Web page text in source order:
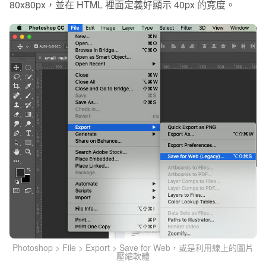
80x80px，並在 HTML 裡面定義好顯示 40px 的寬度。
Photoshop > File > Export > Save for Web，或是利用線上的圖片
壓縮軟體